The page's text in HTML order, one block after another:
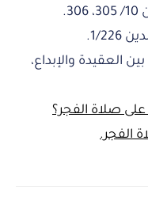
226.
العقيدة والإبداع،
صلاة الفجر؟
الفجر.